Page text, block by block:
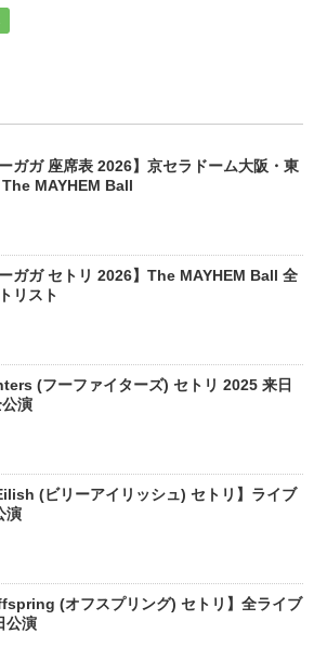
ーガガ 座席表 2026】京セラドーム大阪・東
MAYHEM Ball
ーガガ セトリ 2026】The MAYHEM Ball 全
リスト
(フーファイターズ) セトリ 2025 来日
演
(ビリーアイリッシュ) セトリ】ライブ
演
(オフスプリング) セトリ】全ライブ
公演